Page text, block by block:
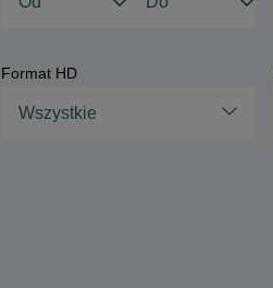
Format HD
Wszystkie